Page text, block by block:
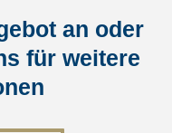
an oder
für weitere